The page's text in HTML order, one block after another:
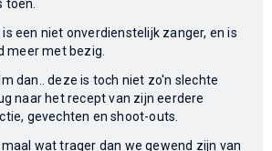
toen.
een niet onverdienstelijk zanger, en is
meer met bezig.
dan.. deze is toch niet zo'n slechte
naar het recept van zijn eerdere
gevechten en shoot-outs.
wat trager dan we gewend zijn van